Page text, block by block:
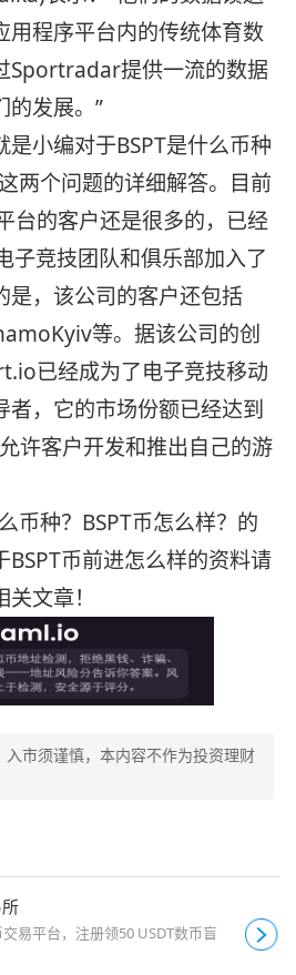
用程序平台内的传统体育数
Sportradar提供一流的数据
的发展。”
小编对于BSPT是什么币种
两个问题的详细解答。目前
台的客户还是很多的，已经
子竞技团队和俱乐部加入了
是，该公司的客户还包括
等。据该公司的创
已经成为了电子竞技移动
者，它的市场份额已经达到
许客户开发和推出自己的游
币种？BSPT币怎么样？的
币前进怎么样的资料请
文章！
市须谨慎，本内容不作为投资理财
易平台，注册领50 USDT数币盲